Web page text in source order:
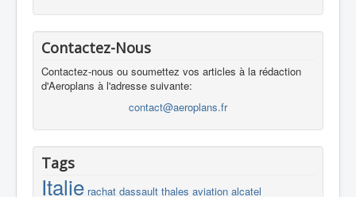
Contactez-Nous
Contactez-nous ou soumettez vos articles à la rédaction
d'Aeroplans à l'adresse suivante:
contact@aeroplans.fr
Tags
Italie rachat dassault thales aviation alcatel